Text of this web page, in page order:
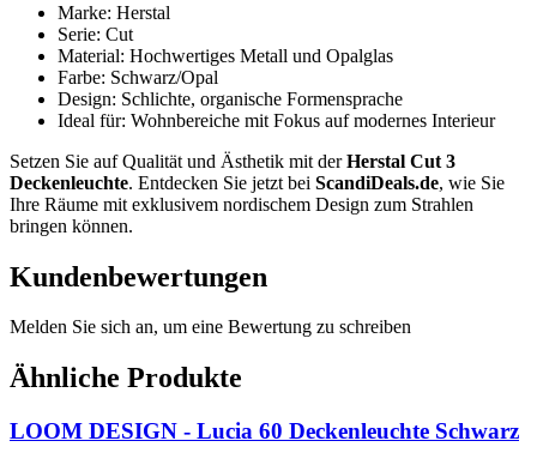
Marke: Herstal
Serie: Cut
Material: Hochwertiges Metall und Opalglas
Farbe: Schwarz/Opal
Design: Schlichte, organische Formensprache
Ideal für: Wohnbereiche mit Fokus auf modernes Interieur
Setzen Sie auf Qualität und Ästhetik mit derHerstal Cut 3
Deckenleuchte. Entdecken Sie jetzt bei ScandiDeals.de, wie Sie
Ihre Räume mit exklusivem nordischem Design zum Strahlen
bringen können.
Kundenbewertungen
Melden Sie sich an, um eine Bewertung zu schreiben
Ähnliche Produkte
LOOM DESIGN - Lucia 60 Deckenleuchte Schwarz